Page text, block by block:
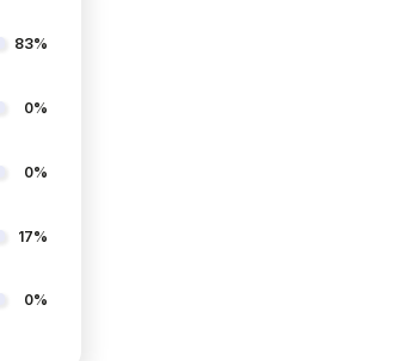
83%
0%
0%
17%
0%